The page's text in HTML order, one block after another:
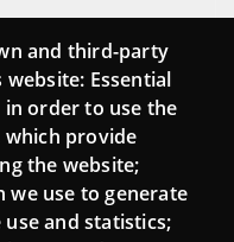
and third-party
Essential
order to use the
which provide
the website;
we use to generate
and statistics;